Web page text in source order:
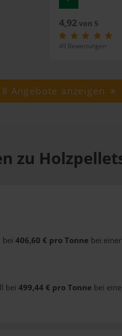
4,92von 5
49 Bewertungen
Angebote anzeigen
zu
bei 406,60 € pro Tonne bei
bei 499,44 € pro Tonne bei